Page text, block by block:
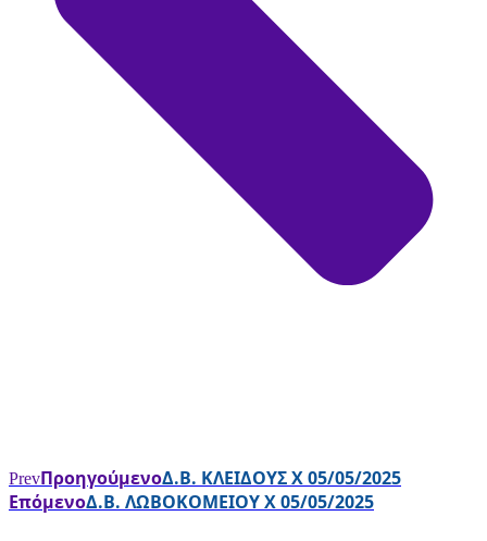
PrevΠροηγούμενοΔ.Β. ΚΛΕΙΔΟΥΣ Χ 05/05/2025
ΕπόμενοΔ.Β. ΛΩΒΟΚΟΜΕΙΟΥ Χ 05/05/2025